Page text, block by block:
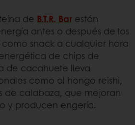
de B.T.R. Bar están
antes o después de los
snack a cualquier hora
de chips de
de cacahuete lleva
como el hongo reishi,
de calabaza, que mejoran
y producen engería.